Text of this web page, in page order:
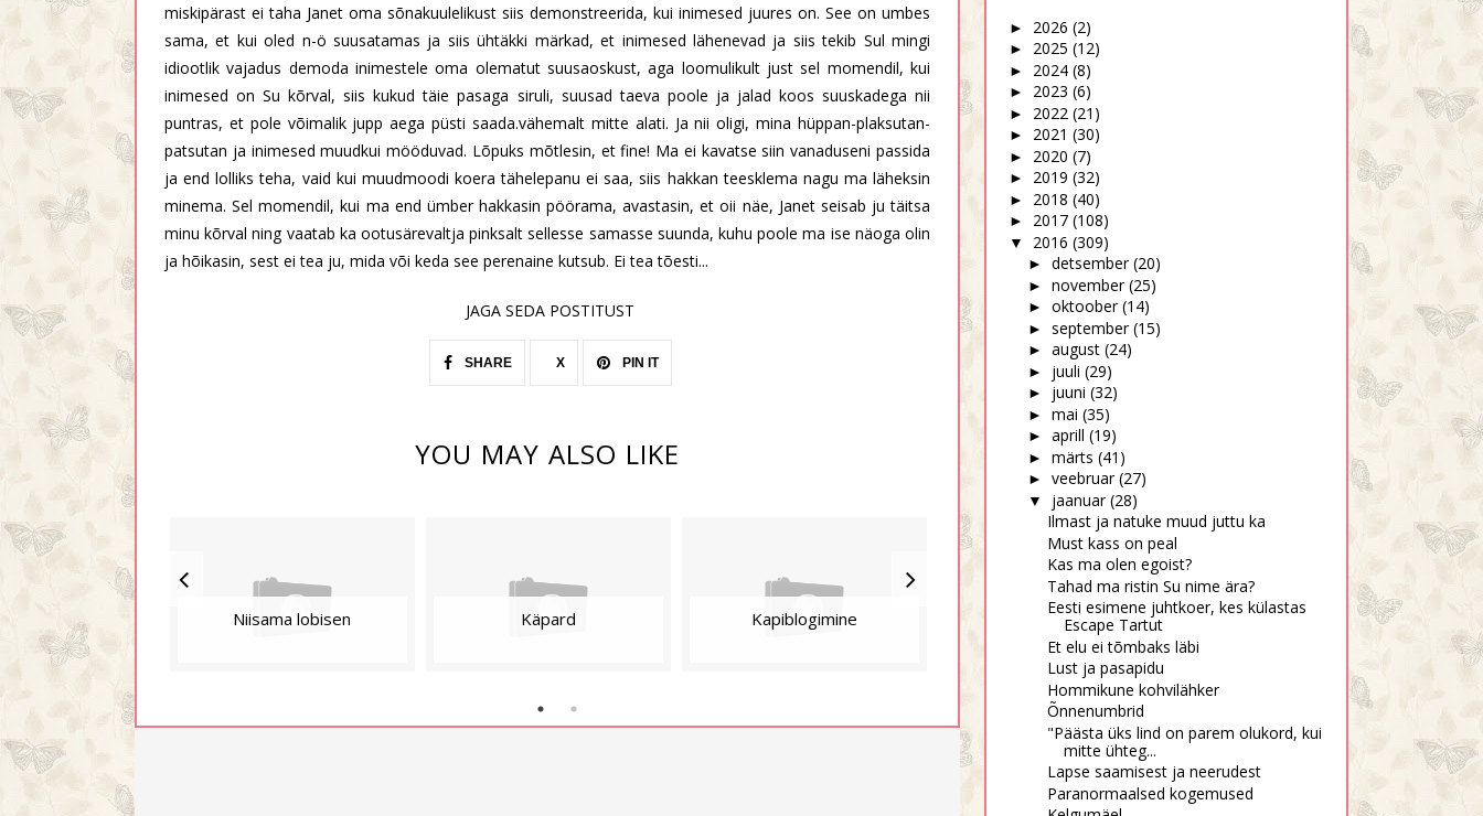
miskipärast ei taha Janet oma sõnakuulelikust siis demonstreerida, kui inimesed juures on. See on umbes
sama, et kui oled n-ö suusatamas ja siis ühtäkki märkad, et inimesed lähenevad ja siis tekib Sul mingi
idiootlik vajadus demoda inimestele oma olematut suusaoskust, aga loomulikult just sel momendil, kui
inimesed on Su kõrval, siis kukud täie pasaga siruli, suusad taeva poole ja jalad koos suuskadega nii
puntras, et pole võimalik jupp aega püsti saada.vähemalt mitte alati. Ja nii oligi, mina hüppan-plaksutan-
patsutan ja inimesed muudkui mööduvad. Lõpuks mõtlesin, et fine! Ma ei kavatse siin vanaduseni passida
ja end lolliks teha, vaid kui muudmoodi koera tähelepanu ei saa, siis hakkan teesklema nagu ma läheksin
minema. Sel momendil, kui ma end ümber hakkasin pöörama, avastasin, et oii näe, Janet seisab ju täitsa
minu kõrval ning vaatab ka ootusärevaltja pinksalt sellesse samasse suunda, kuhu poole ma ise näoga olin
ja hõikasin, sest ei tea ju, mida või keda see perenaine kutsub. Ei tea tõesti...
JAGA SEDA POSTITUST
SHARE X PIN IT
YOU MAY ALSO LIKE
Niisama lobisen Käpard Kapiblogimine
Lähme esimesele bussile
ja vahet po...
One of those days
► 2026 (2)
► 2025 (12)
► 2024 (8)
► 2023 (6)
► 2022 (21)
► 2021 (30)
► 2020 (7)
► 2019 (32)
► 2018 (40)
► 2017 (108)
▼ 2016 (309)
► detsember (20)
► november (25)
► oktoober (14)
► september (15)
► august (24)
► juuli (29)
► juuni (32)
► mai (35)
► aprill (19)
► märts (41)
► veebruar (27)
▼ jaanuar (28)
Ilmast ja natuke muud juttu ka
Must kass on peal
Kas ma olen egoist?
Tahad ma ristin Su nime ära?
Eesti esimene juhtkoer, kes külastas
Escape Tartut
Et elu ei tõmbaks läbi
Lust ja pasapidu
Hommikune kohvilähker
Õnnenumbrid
"Päästa üks lind on parem olukord, kui
mitte ühteg...
Lapse saamisest ja neerudest
Paranormaalsed kogemused